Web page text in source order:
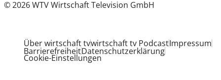
© 2026 WTV Wirtschaft Television GmbH
Über wirtschaft tvwirtschaft tv PodcastImpressum
BarrierefreiheitDatenschutzerklärung
Cookie-Einstellungen